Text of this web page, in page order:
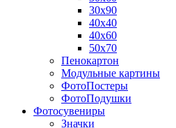
30х90
40х40
40х60
50х70
Пенокартон
Модульные картины
ФотоПостеры
ФотоПодушки
Фотоcувениры
Значки